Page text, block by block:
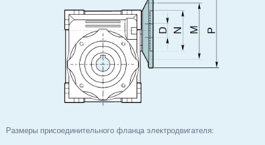
Размеры присоединительного фланца электродвигателя: